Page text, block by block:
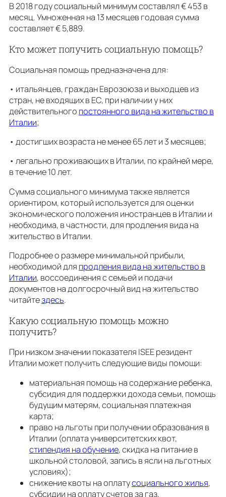
В 2018 году социальный минимум составлял € 453 в
месяц. Умноженная на 13 месяцев годовая сумма
составляeт € 5,889.
Кто может получить социальную помощь?
Социальная помощь предназначена для:
• итальянцев, граждан Еврозоюза и выходцев из
стран, не входящих в ЕС, при наличии у них
действительного постоянного вида на жительство в
Италии;
• достигших возраста не менее 65 лет и 3 месяцев;
• легально проживающих в Италии, по крайней мере,
в течение 10 лет.
Сумма социального минимума также является
ориентиром, который используется для оценки
экономического положения иностранцев в Италии и
необходима, в частности, для продления вида на
жительство в Италии.
Подробнее о размере минимальной прибыли,
необходимой для продления вида на жительствo в
Италии, воссоединения с семьей и подачи
документов на долгосрочный вид на жительство
читайтездесь.
Какую социальную помощь можно
получить?
При низком значении показателя ISEE резидент
Италии может получить следующие виды помощи:
материальная помощь на содержание ребенка,
субсидия для поддержки дохода семьи, помощь
будущим матерям, социальная платежная
карта;
право на льготы при получении образования в
Италии (оплата университетских квот,
стипендия на обучение, скидка на питание в
школьной столовой, запись в ясли на льготных
условиях);
снижение квоты на оплатусоциального жилья,
субсидии на оплату счетов за газ,